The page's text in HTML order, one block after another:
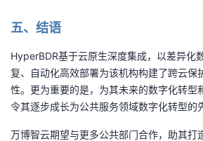
五、结语
HyperBDR基于云原生深度集成，以差异化
复、自动化高效部署为该机构构建了跨云保
性。更为重要的是，为其未来的数字化转型
令其逐步成长为公共服务领域数字化转型的
万博智云期望与更多公共部门合作，助其打